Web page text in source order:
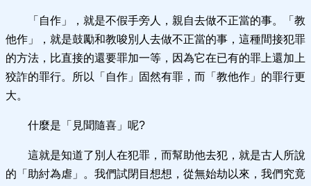
「自作」，就是不假手旁人，親自去做不正當的事。「教
他作」，就是鼓勵和教唆別人去做不正當的事，這種間接犯罪
的方法，比直接的還要罪加一等，因為它在已有的罪上還加上
狡詐的罪行。所以「自作」固然有罪，而「教他作」的罪行更
大。
什麼是「見聞隨喜」呢?
這就是知道了別人在犯罪，而幫助他去犯，就是古人所說
的「助紂為虐」。我們試閉目想想，從無始劫以來，我們究竟